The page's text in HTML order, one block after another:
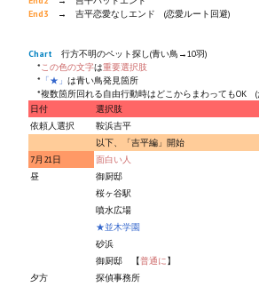
End3 → 吉平恋愛なしエンド (恋愛ルート回避)
Chart 行方不明のペット探し(青い鳥→10羽)
* この色の文字は重要選択肢
* 「★」 は青い鳥発見箇所
*複数箇所回れる自由行動時はどこからまわってもOK
日付
選択肢
依頼人選択
鞍浜吉平
以下、「吉平編」開始
7月21日
面白い人
昼
御厨邸
桜ヶ谷駅
噴水広場
★並木学園
砂浜
御厨邸 【普通に】
夕方
探偵事務所